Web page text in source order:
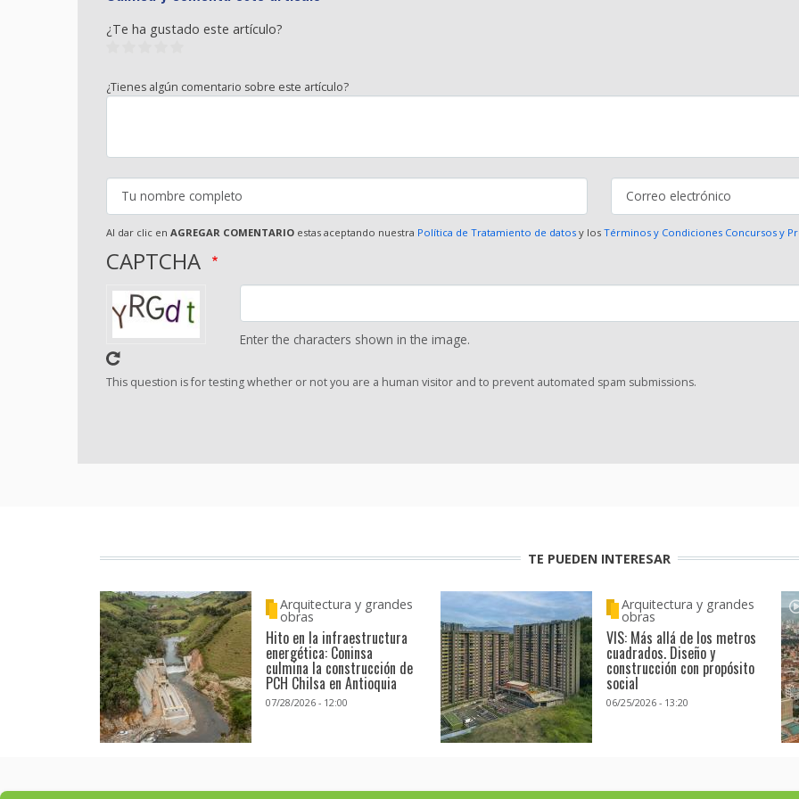
¿Te ha gustado este artículo?
¿Tienes algún comentario sobre este artículo?
Al dar clic en AGREGAR COMENTARIO estas aceptando nuestra Política de Tratamiento de datos y los Términos y Condiciones Concursos y
CAPTCHA
Enter the characters shown in the image.
This question is for testing whether or not you are a human visitor and to prevent automated spam submissions.
TE PUEDEN INTERESAR
Arquitectura y grandes
obras
Hito en la infraestructura
energética: Coninsa
culmina la construcción de
PCH Chilsa en Antioquia
07/28/2026 - 12:00
Arquitectura y grandes
obras
VIS: Más allá de los metros
cuadrados. Diseño y
construcción con propósito
social
06/25/2026 - 13:20